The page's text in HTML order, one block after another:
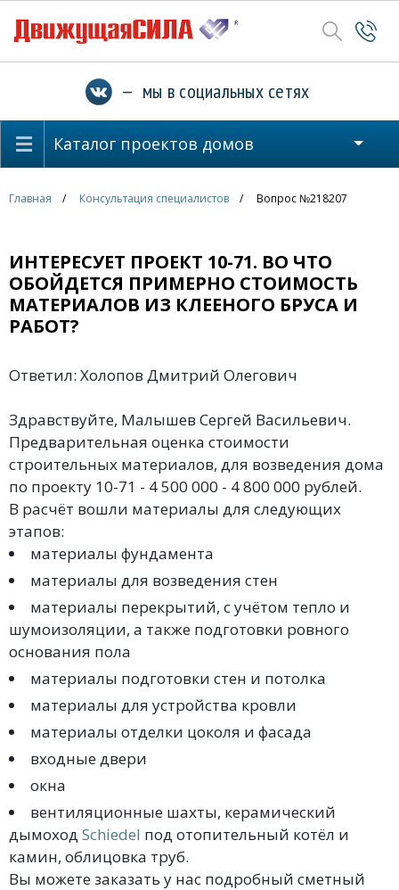
— мы в социальных сетях
Каталог проектов домов
Главная Консультация специалистов Вопрос №218207
ИНТЕРЕСУЕТ ПРОЕКТ 10-71. ВО ЧТО
ОБОЙДЕТСЯ ПРИМЕРНО СТОИМОСТЬ
МАТЕРИАЛОВ ИЗ КЛЕЕНОГО БРУСА И
РАБОТ?
Ответил: Холопов Дмитрий Олегович
Здравствуйте, Малышев Сергей Васильевич.
Предварительная оценка стоимости
строительных материалов, для возведения дома
по проекту 10-71 - 4 500 000 - 4 800 000 рублей.
В расчёт вошли материалы для следующих
этапов:
материалы фундамента
материалы для возведения стен
материалы перекрытий, с учётом тепло и
шумоизоляции, а также подготовки ровного
основания пола
материалы подготовки стен и потолка
материалы для устройства кровли
материалы отделки цоколя и фасада
входные двери
окна
вентиляционные шахты, керамический
дымоходSchiedel под отопительный котёл и
камин, облицовка труб.
Вы можете заказать у нас подробный сметный